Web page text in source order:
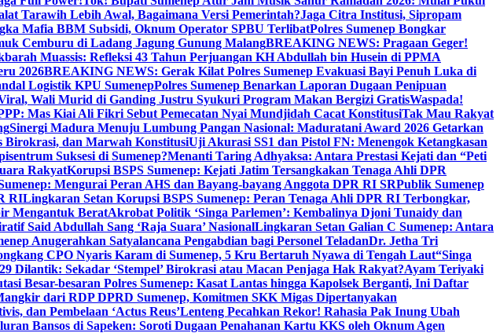
Tarawih Lebih Awal, Bagaimana Versi Pemerintah?Jaga Citra Institusi, Sipropam
Mafia BBM Subsidi, Oknum Operator SPBU TerlibatPolres Sumenep Bongkar
Cemburu di Ladang Jagung Gunung MalangBREAKING NEWS: Pragaan Geger!
Muassis: Refleksi 43 Tahun Perjuangan KH Abdullah bin Husein di PPMA
2026BREAKING NEWS: Gerak Kilat Polres Sumenep Evakuasi Bayi Penuh Luka di
Logistik KPU SumenepPolres Sumenep Benarkan Laporan Dugaan Penipuan
Wali Murid di Ganding Justru Syukuri Program Makan Bergizi GratisWaspada!
Mas Kiai Ali Fikri Sebut Pemecatan Nyai Mundjidah Cacat KonstitusiTak Mau Rakyat
Sinergi Madura Menuju Lumbung Pangan Nasional: Maduratani Award 2026 Getarkan
Birokrasi, dan Marwah KonstitusiUji Akurasi SS1 dan Pistol FN: Menengok Ketangkasan
Suksesi di Sumenep?Menanti Taring Adhyaksa: Antara Prestasi Kejati dan “Peti
RakyatKorupsi BSPS Sumenep: Kejati Jatim Tersangkakan Tenaga Ahli DPR
Mengurai Peran AHS dan Bayang-bayang Anggota DPR RI SRPublik Sumenep
RILingkaran Setan Korupsi BSPS Sumenep: Peran Tenaga Ahli DPR RI Terbongkar,
Mengantuk BeratAkrobat Politik ‘Singa Parlemen’: Kembalinya Djoni Tunaidy dan
Said Abdullah Sang ‘Raja Suara’ NasionalLingkaran Setan Galian C Sumenep: Antara
Anugerahkan Satyalancana Pengabdian bagi Personel TeladanDr. Jetha Tri
CPO Nyaris Karam di Sumenep, 5 Kru Bertaruh Nyawa di Tengah Laut“Singa
Dilantik: Sekadar ‘Stempel’ Birokrasi atau Macan Penjaga Hak Rakyat?Ayam Teriyaki
Besar-besaran Polres Sumenep: Kasat Lantas hingga Kapolsek Berganti, Ini Daftar
dari RDP DPRD Sumenep, Komitmen SKK Migas Dipertanyakan
dan Pembelaan ‘Actus Reus’Lenteng Pecahkan Rekor! Rahasia Pak Inung Ubah
Bansos di Sapeken: Soroti Dugaan Penahanan Kartu KKS oleh Oknum Agen